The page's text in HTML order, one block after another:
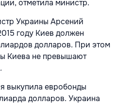
отметила министр.
Украины Арсений
году Киев должен
долларов. При этом
Киева не превышают
выкупила евробонды
долларов. Украина